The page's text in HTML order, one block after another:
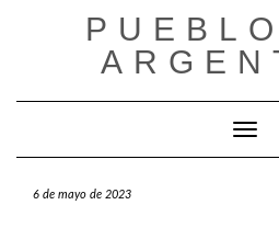
6 de mayo de 2023